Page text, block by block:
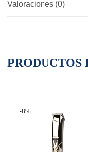
Valoraciones (0)
PRODUCTOS
-8%